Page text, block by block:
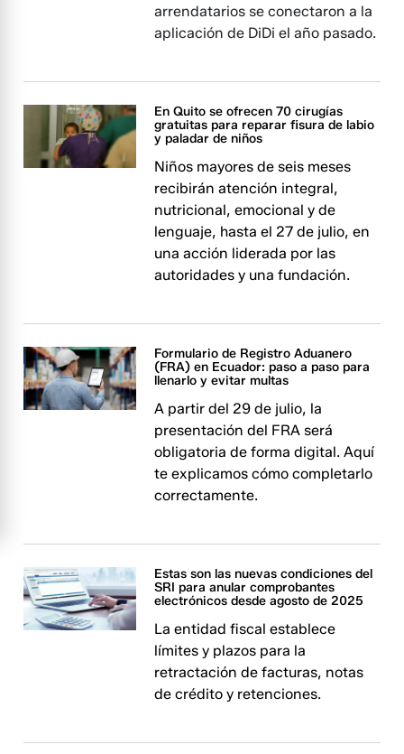
arrendatarios se conectaron a la
aplicación de DiDi el año pasado.
En Quito se ofrecen 70 cirugías
gratuitas para reparar fisura de labio
y paladar de niños
Niños mayores de seis meses
recibirán atención integral,
nutricional, emocional y de
lenguaje, hasta el 27 de julio, en
una acción liderada por las
autoridades y una fundación.
Formulario de Registro Aduanero
(FRA) en Ecuador: paso a paso para
llenarlo y evitar multas
A partir del 29 de julio, la
presentación del FRA será
obligatoria de forma digital. Aquí
te explicamos cómo completarlo
correctamente.
Estas son las nuevas condiciones del
SRI para anular comprobantes
electrónicos desde agosto de 2025
La entidad fiscal establece
límites y plazos para la
retractación de facturas, notas
de crédito y retenciones.